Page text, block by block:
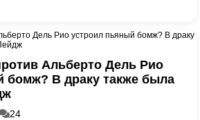
Альберто Дель Рио
бомж? В драку также была
24